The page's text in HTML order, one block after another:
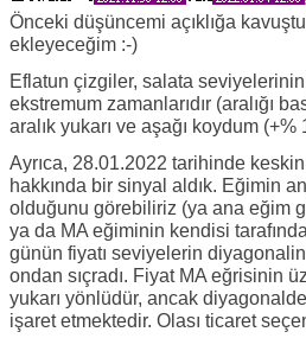
Önceki düşüncemi açıklığa
ekleyeceğim :-)
Eflatun çizgiler, salata
ekstremum zamanlarıdır (aralığı
aralık yukarı ve aşağı koydum
Ayrıca, 28.01.2022 tarihinde
hakkında bir sinyal aldık. Eğimin
olduğunu görebiliriz (ya ana eğim
ya da MA eğiminin kendisi
günün fiyatı seviyelerin
ondan sıçradı. Fiyat MA eğrisinin
yukarı yönlüdür, ancak
işaret etmektedir. Olası ticaret